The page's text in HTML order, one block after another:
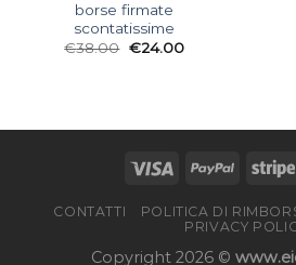
borse firmate
scontatissime
€38.00 €24.00
CONTATTI POLITICA DI
PRIVACY
Copyright 2026 ©